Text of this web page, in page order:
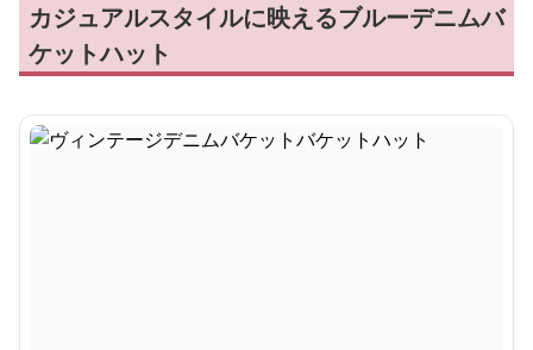
カジュアルスタイルに映えるブルーデニムバ
ケットハット